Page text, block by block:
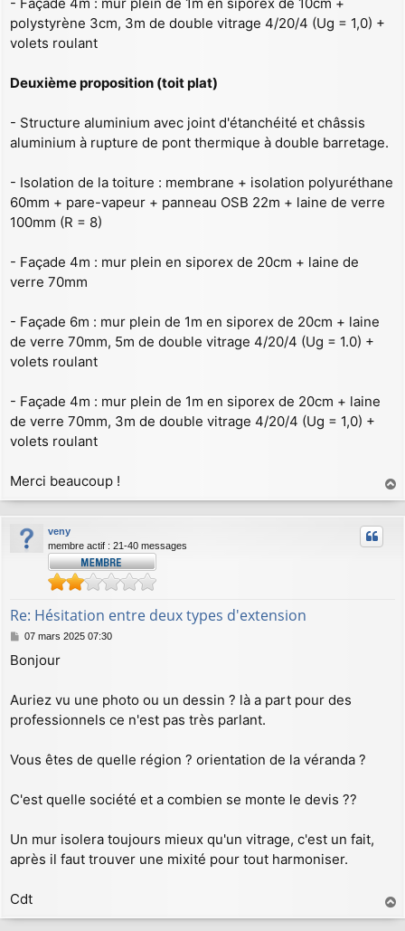
polystyrène 3cm, 3m de double vitrage 4/20/4 (Ug = 1,0) +
volets roulant
Deuxième proposition (toit plat)
- Structure aluminium avec joint d'étanchéité et châssis
aluminium à rupture de pont thermique à double barretage.
- Isolation de la toiture : membrane + isolation polyuréthane
60mm + pare-vapeur + panneau OSB 22m + laine de verre
100mm (R = 8)
- Façade 4m : mur plein en siporex de 20cm + laine de
verre 70mm
- Façade 6m : mur plein de 1m en siporex de 20cm + laine
de verre 70mm, 5m de double vitrage 4/20/4 (Ug = 1.0) +
volets roulant
- Façade 4m : mur plein de 1m en siporex de 20cm + laine
de verre 70mm, 3m de double vitrage 4/20/4 (Ug = 1,0) +
volets roulant
Merci beaucoup !
a
u
veny
membre actif : 21-40 messages
Re: Hésitation entre deux types d'extension
M
s
g
e
07 mars 2025 07:30
Bonjour
Auriez vu une photo ou un dessin ? là a part pour des
professionnels ce n'est pas très parlant.
Vous êtes de quelle région ? orientation de la véranda ?
C'est quelle société et a combien se monte le devis ??
Un mur isolera toujours mieux qu'un vitrage, c'est un fait,
après il faut trouver une mixité pour tout harmoniser.
Cdt
a